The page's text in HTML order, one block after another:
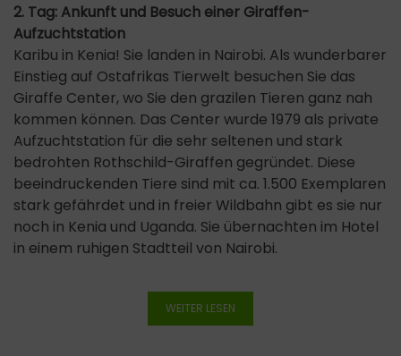
2. Tag: Ankunft und Besuch einer Giraffen-
Aufzuchtstation
Karibu in Kenia! Sie landen in Nairobi. Als wunderbarer
Einstieg auf Ostafrikas Tierwelt besuchen Sie das
Giraffe Center, wo Sie den grazilen Tieren ganz nah
kommen können. Das Center wurde 1979 als private
Aufzuchtstation für die sehr seltenen und stark
bedrohten Rothschild-Giraffen gegründet. Diese
beeindruckenden Tiere sind mit ca. 1.500 Exemplaren
stark gefährdet und in freier Wildbahn gibt es sie nur
noch in Kenia und Uganda. Sie übernachten im Hotel
in einem ruhigen Stadtteil von Nairobi.
WEITER LESEN